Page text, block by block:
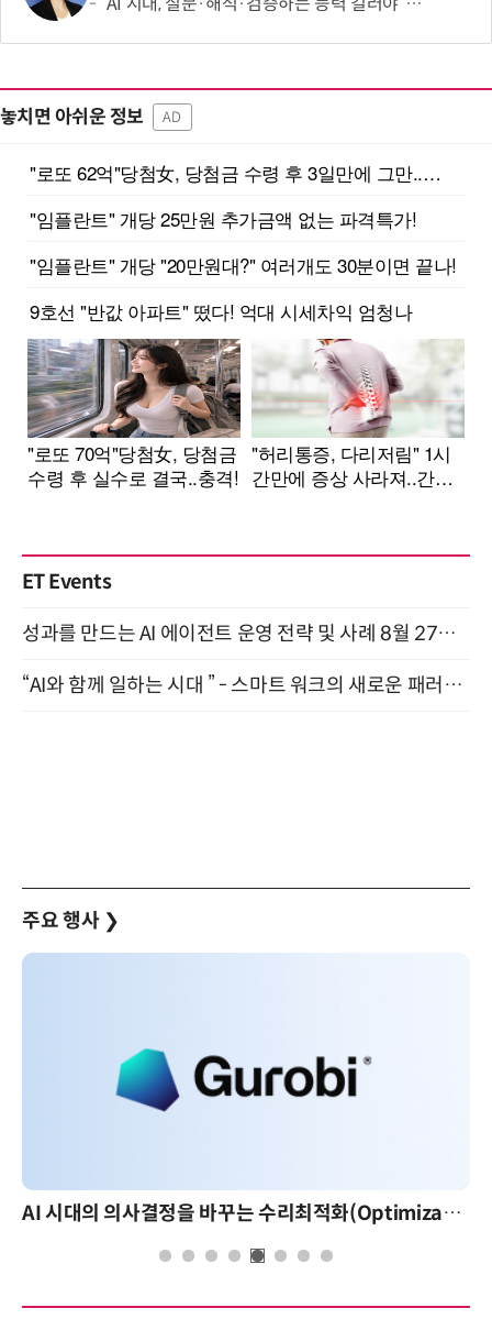
놓치면 아쉬운 정보 AD
ET Events
성과를 만드는 AI 에이전트 운영 전략 및 사례 8월 27일 개최
“AI와 함께 일하는 시대 ” - 스마트 워크의 새로운 패러다임 (9/11)
주요 행사 ❯
AI 시대의 의사결정을 바꾸는 수리최적화(Optimization): 실제 산업 적용 사례와 활용 전략